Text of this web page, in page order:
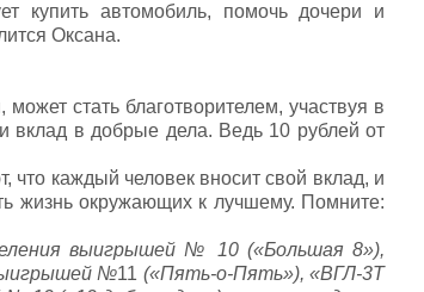
купить автомобиль, помочь дочери и
Оксана.
стать благотворителем, участвуя в
вклад в добрые дела. Ведь 10 рублей от
что каждый человек вносит свой вклад, и
жизнь окружающих к лучшему. Помните:
выигрышей № 10 («Большая 8»),
№11 («Пять-о-Пять»), «ВГЛ-3Т